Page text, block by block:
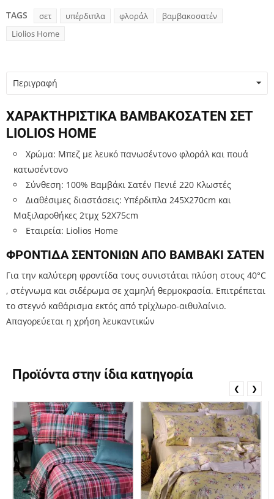
TAGS σετ υπέρδιπλα φλοράλ
βαμβακοσατέν
Liolios Home
Περιγραφή
ΧΑΡΑΚΤΗΡΙΣΤΙΚΑ ΒΑΜΒΑΚΟΣΑΤΕΝ ΣΕΤ
LIOLIOS HOME
Χρώμα: Μπεζ με λευκό πανωσέντονο φλοράλ και πουά
κατωσέντονο
Σύνθεση: 100% Βαμβάκι Σατέν Πενιέ 220 Κλωστές
Διαθέσιμες διαστάσεις: Υπέρδιπλα 245Χ270cm και
Μαξιλαροθήκες 2τμχ 52Χ75cm
Εταιρεία: Liolios Home
ΦΡΟΝΤΙΔΑ ΣΕΝΤΟΝΙΩΝ ΑΠΟ ΒΑΜΒΑΚΙ ΣΑΤΕΝ
Για την καλύτερη φροντίδα τους συνιστάται πλύση στους 40°C
, στέγνωμα και σιδέρωμα σε χαμηλή θερμοκρασία. Επιτρέπεται
το στεγνό καθάρισμα εκτός από τρίχλωρο-αιθυλαίνιο.
Απαγορεύεται η χρήση λευκαντικών
Προϊόντα στην ίδια κατηγορία
❮ ❯